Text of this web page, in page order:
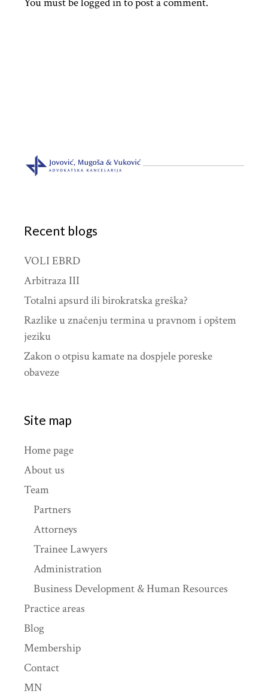
Recent blogs
VOLI EBRD
Arbitraza III
Totalni apsurd ili birokratska greška?
Razlike u značenju termina u pravnom i opštem
jeziku
Zakon o otpisu kamate na dospjele poreske
obaveze
Site map
Home page
About us
Team
Partners
Attorneys
Trainee Lawyers
Administration
Business Development & Human Resources
Practice areas
Blog
Membership
Contact
MN